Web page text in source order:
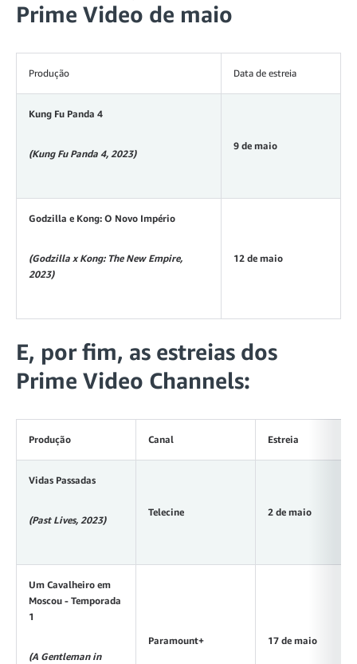
Prime Video de maio
Produção Data de estreia
Kung Fu Panda 4
(Kung Fu Panda 4, 2023)
9 de maio
Godzilla e Kong: O Novo Império
(Godzilla x Kong: The New Empire,
2023)
12 de maio
E, por fim, as estreias dos
Prime Video Channels:
Produção Canal Estreia
Vidas Passadas
(Past Lives, 2023)
Telecine 2 de maio
Um Cavalheiro em
Moscou - Temporada
1
(A Gentleman in
Paramount+ 17 de maio